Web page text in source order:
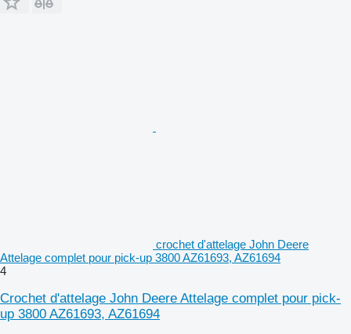
crochet d'attelage John Deere
Attelage complet pour pick-up 3800 AZ61693, AZ61694
4
Crochet d'attelage John Deere Attelage complet pour pick-
up 3800 AZ61693, AZ61694